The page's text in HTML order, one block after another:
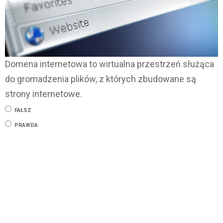
Domena internetowa to wirtualna przestrzeń służąca
do gromadzenia plików, z których zbudowane są
strony internetowe.
FAŁSZ
PRAWDA